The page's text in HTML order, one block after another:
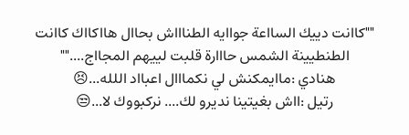
""كاانت دييك السااعة جواايه الطناااش بحاال هااكااك كاانت
الطنطيينة الشمس حااارة قلبت لييهم المجااج....""
هنادي :ماايمكنش لي نكمااال اعبااد اللله...😣
رتيل :ااش بغيتينا نديرو لك.... نركبووك لا...😒